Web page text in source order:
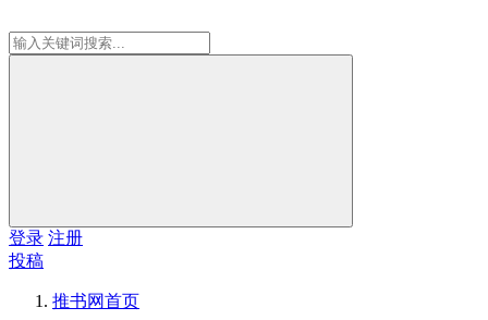
登录 注册
投稿
推书网首页